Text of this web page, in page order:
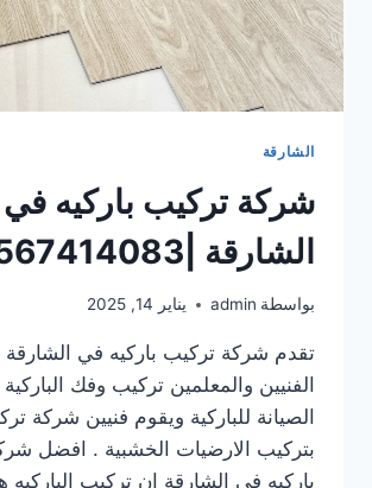
الشارقة
شركة تركيب باركيه في
الشارقة |0567414083
بواسطة admin يناير 14, 2025
تقدم شركة تركيب باركيه في
الفنيين والمعلمين تركيب وفك
الصيانة للباركية ويقوم فنيين شركة
بتركيب الارضيات الخشبية . افضل
باركيه في الشارقة إن تركيب الباركيه